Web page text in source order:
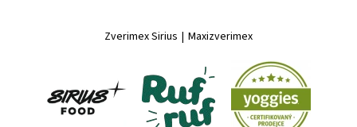
Zverimex Sirius | Maxizverimex